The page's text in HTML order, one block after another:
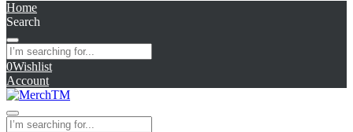
Home
Search
0Wishlist
Account